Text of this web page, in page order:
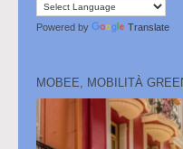
Powered by Translate
MOBEE, MOBILITÀ